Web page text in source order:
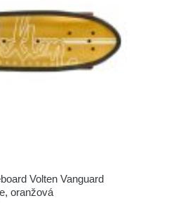
Volten Vanguard
oranžová